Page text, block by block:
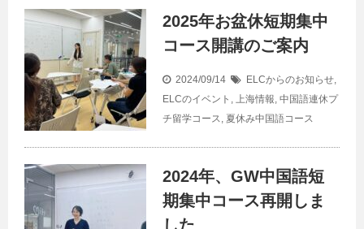
2025年お盆休短期集中
コース開講のご案内
2024/09/14 ELCからのお知らせ,
ELCのイベント , 上海情報, 中国語連休プ
チ留学コース, 夏休み中国語コース
2024年、GW中国語短
期集中コース再開しま
した